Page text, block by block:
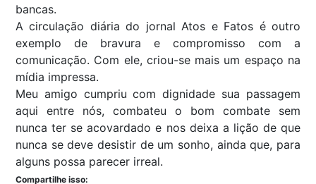
bancas.
A circulação diária do jornal Atos e Fatos é outro
exemplo de bravura e compromisso com a
comunicação. Com ele, criou-se mais um espaço na
mídia impressa.
Meu amigo cumpriu com dignidade sua passagem
aqui entre nós, combateu o bom combate sem
nunca ter se acovardado e nos deixa a lição de que
nunca se deve desistir de um sonho, ainda que, para
alguns possa parecer irreal.
Compartilhe isso: